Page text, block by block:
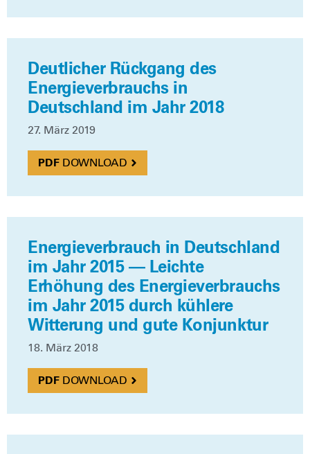
Deutlicher Rückgang des
Energieverbrauchs in
Deutschland im Jahr 2018
27. März 2019
DOWN­LOAD
Energieverbrauch in Deutschland
im Jahr 2015 — Leichte
Erhöhung des Energieverbrauchs
im Jahr 2015 durch kühlere
Witterung und gute Konjunktur
18. März 2018
DOWN­LOAD